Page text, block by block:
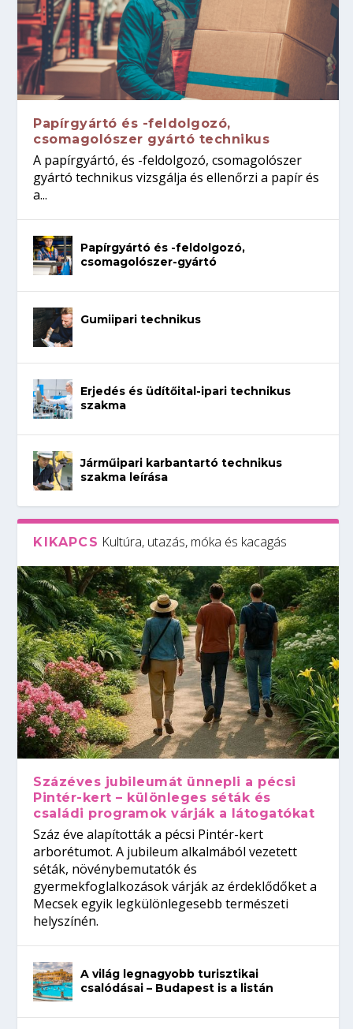
Papírgyártó és -feldolgozó,
csomagolószer gyártó technikus
A papírgyártó, és -feldolgozó, csomagolószer
gyártó technikus vizsgálja és ellenőrzi a papír és
a...
Papírgyártó és -feldolgozó,
csomagolószer-gyártó
Gumiipari technikus
Erjedés és üdítőital-ipari technikus
szakma
Járműipari karbantartó technikus
szakma leírása
KIKAPCS Kultúra, utazás, móka és kacagás
Százéves jubileumát ünnepli a pécsi
Pintér-kert – különleges séták és
családi programok várják a látogatókat
Száz éve alapították a pécsi Pintér-kert
arborétumot. A jubileum alkalmából vezetett
séták, növénybemutatók és
gyermekfoglalkozások várják az érdeklődőket a
Mecsek egyik legkülönlegesebb természeti
helyszínén.
A világ legnagyobb turisztikai
csalódásai – Budapest is a listán